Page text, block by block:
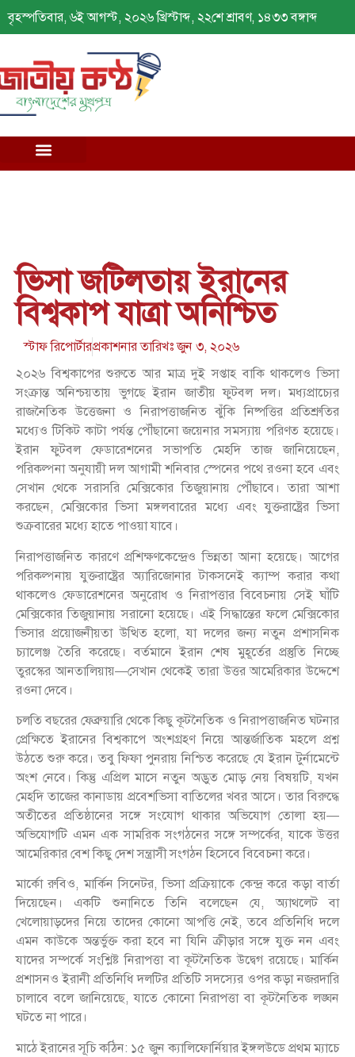
বৃহস্পতিবার, ৬ই আগস্ট, ২০২৬ খ্রিস্টাব্দ, ২২শে শ্রাবণ, ১৪৩৩ বঙ্গাব্দ
ভিসা জটিলতায় ইরানের
বিশ্বকাপ যাত্রা অনিশ্চিত
স্টাফ রিপোর্টারপ্রকাশনার তারিখঃজুন ৩, ২০২৬
২০২৬ বিশ্বকাপের শুরুতে আর মাত্র দুই সপ্তাহ বাকি থাকলেও ভিসা
সংক্রান্ত অনিশ্চয়তায় ভুগছে ইরান জাতীয় ফুটবল দল। মধ্যপ্রাচ্যের
রাজনৈতিক উত্তেজনা ও নিরাপত্তাজনিত ঝুঁকি নিষ্পত্তির প্রতিশ্রুতির
মধ্যেও টিকিট কাটা পর্যন্ত পৌঁছানো জয়েনার সমস্যায় পরিণত হয়েছে।
ইরান ফুটবল ফেডারেশনের সভাপতি মেহদি তাজ জানিয়েছেন,
পরিকল্পনা অনুযায়ী দল আগামী শনিবার স্পেনের পথে রওনা হবে এবং
সেখান থেকে সরাসরি মেক্সিকোর তিজুয়ানায় পৌঁছাবে। তারা আশা
করছেন, মেক্সিকোর ভিসা মঙ্গলবারের মধ্যে এবং যুক্তরাষ্ট্রের ভিসা
শুক্রবারের মধ্যে হাতে পাওয়া যাবে।
নিরাপত্তাজনিত কারণে প্রশিক্ষণকেন্দ্রেও ভিন্নতা আনা হয়েছে। আগের
পরিকল্পনায় যুক্তরাষ্ট্রের অ্যারিজোনার টাকসনেই ক্যাম্প করার কথা
থাকলেও ফেডারেশনের অনুরোধ ও নিরাপত্তার বিবেচনায় সেই ঘাঁটি
মেক্সিকোর তিজুয়ানায় সরানো হয়েছে। এই সিদ্ধান্তের ফলে মেক্সিকোর
ভিসার প্রয়োজনীয়তা উত্থিত হলো, যা দলের জন্য নতুন প্রশাসনিক
চ্যালেঞ্জ তৈরি করেছে। বর্তমানে ইরান শেষ মুহূর্তের প্রস্তুতি নিচ্ছে
তুরস্কের আনতালিয়ায়—সেখান থেকেই তারা উত্তর আমেরিকার উদ্দেশে
রওনা দেবে।
চলতি বছরের ফেব্রুয়ারি থেকে কিছু কূটনৈতিক ও নিরাপত্তাজনিত ঘটনার
প্রেক্ষিতে ইরানের বিশ্বকাপে অংশগ্রহণ নিয়ে আন্তর্জাতিক মহলে প্রশ্ন
উঠতে শুরু করে। তবু ফিফা পুনরায় নিশ্চিত করেছে যে ইরান টুর্নামেন্টে
অংশ নেবে। কিন্তু এপ্রিল মাসে নতুন অদ্ভুত মোড় নেয় বিষয়টি, যখন
মেহদি তাজের কানাডায় প্রবেশভিসা বাতিলের খবর আসে। তার বিরুদ্ধে
অতীতের প্রতিষ্ঠানের সঙ্গে সংযোগ থাকার অভিযোগ তোলা হয়—
অভিযোগটি এমন এক সামরিক সংগঠনের সঙ্গে সম্পর্কের, যাকে উত্তর
আমেরিকার বেশ কিছু দেশ সন্ত্রাসী সংগঠন হিসেবে বিবেচনা করে।
মার্কো রুবিও, মার্কিন সিনেটর, ভিসা প্রক্রিয়াকে কেন্দ্র করে কড়া বার্তা
দিয়েছেন। একটি শুনানিতে তিনি বলেছেন যে, অ্যাথলেট বা
খেলোয়াড়দের নিয়ে তাদের কোনো আপত্তি নেই, তবে প্রতিনিধি দলে
এমন কাউকে অন্তর্ভুক্ত করা হবে না যিনি ক্রীড়ার সঙ্গে যুক্ত নন এবং
যাদের সম্পর্কে সংশ্লিষ্ট নিরাপত্তা বা কূটনৈতিক উদ্বেগ রয়েছে। মার্কিন
প্রশাসনও ইরানী প্রতিনিধি দলটির প্রতিটি সদস্যের ওপর কড়া নজরদারি
চালাবে বলে জানিয়েছে, যাতে কোনো নিরাপত্তা বা কূটনৈতিক লঙ্ঘন
ঘটতে না পারে।
মাঠে ইরানের সূচি কঠিন: ১৫ জুন ক্যালিফোর্নিয়ার ইঙ্গলউডে প্রথম ম্যাচে